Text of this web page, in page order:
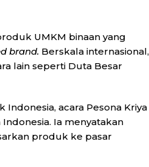
UMKM binaan yang
brand. Berskala internasional,
lain seperti Duta Besar
acara Pesona Kriya
Ia menyatakan
produk ke pasar